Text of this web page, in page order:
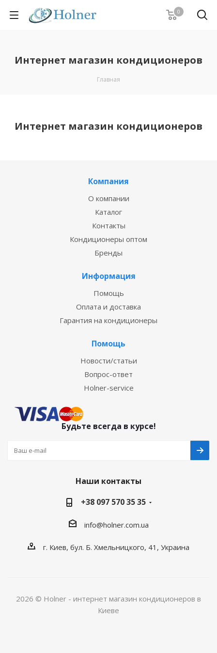
0
Интернет магазин кондиционеров
Главная
Интернет магазин кондиционеров
Компания
О компании
Каталог
Контакты
Кондиционеры оптом
Бренды
Информация
Помощь
Оплата и доставка
Гарантия на кондиционеры
Помощь
Новости/статьи
Вопрос-ответ
Holner-service
Будьте всегда в курсе!
Наши контакты
+38 097 570 35 35
info@holner.com.ua
г. Киев, бул. Б. Хмельницкого, 41, Украина
2026 © Holner - интернет магазин кондиционеров в
Киеве